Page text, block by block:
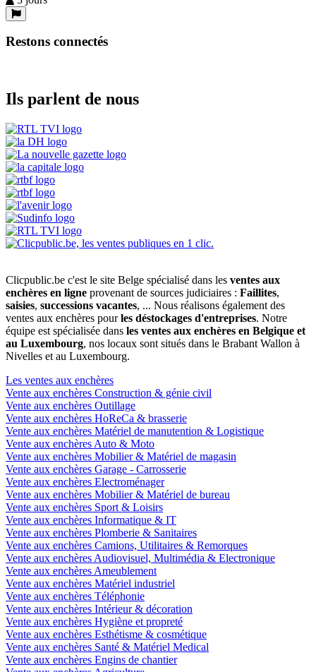
Restons connectés
Ils parlent de nous
Clicpublic.be c'est le site Belge spécialisé dans les ventes aux
enchères en ligne provenant de sources judiciaires : Faillites,
saisies, successions vacantes, ... Nous réalisons également des
ventes aux enchères pourles déstockages d'entreprises. Notre
équipe est spécialisée dans les ventes aux enchères en Belgique et
au Luxembourg, nos locaux sont situés dans le Brabant Wallon à
Nivelles et au Luxembourg.
Les ventes aux enchères
Vente aux enchères Construction & génie civil
Vente aux enchères Outillage
Vente aux enchères HoReCa & brasserie
Vente aux enchères Matériel de manutention & Logistique
Vente aux enchères Auto & Moto
Vente aux enchères Mobilier & Matériel de magasin
Vente aux enchères Garage - Carrosserie
Vente aux enchères Electroménager
Vente aux enchères Mobilier & Matériel de bureau
Vente aux enchères Sport & Loisirs
Vente aux enchères Informatique & IT
Vente aux enchères Plomberie & Sanitaires
Vente aux enchères Camions, Utilitaires & Remorques
Vente aux enchères Audiovisuel, Multimédia & Electronique
Vente aux enchères Ameublement
Vente aux enchères Matériel industriel
Vente aux enchères Téléphonie
Vente aux enchères Intérieur & décoration
Vente aux enchères Hygiène et propreté
Vente aux enchères Esthétisme & cosmétique
Vente aux enchères Santé & Matériel Medical
Vente aux enchères Engins de chantier